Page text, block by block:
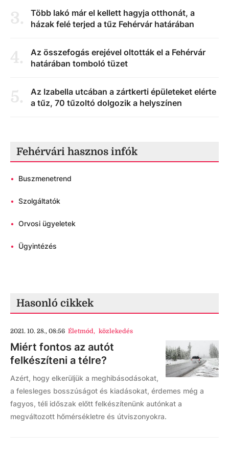
3.
Több lakó már el kellett hagyja otthonát, a
házak felé terjed a tűz Fehérvár határában
4.
Az összefogás erejével oltották el a Fehérvár
határában tomboló tüzet
5.
Az Izabella utcában a zártkerti épületeket elérte
a tűz, 70 tűzoltó dolgozik a helyszínen
Fehérvári hasznos infók
• Buszmenetrend
• Szolgáltatók
• Orvosi ügyeletek
• Ügyintézés
Hasonló cikkek
2021. 10. 28., 08:56 Életmód, közlekedés
Miért fontos az autót
felkészíteni a télre?
Azért, hogy elkerüljük a meghibásodásokat,
a felesleges bosszúságot és kiadásokat, érdemes még a
fagyos, téli időszak előtt felkészítenünk autónkat a
megváltozott hőmérsékletre és útviszonyokra.